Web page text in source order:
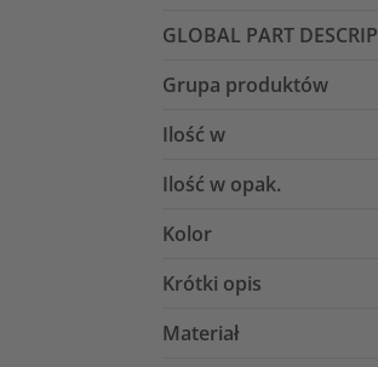
GLOBAL PART
Grupa produktów
Ilość w
Ilość w opak.
Kolor
Krótki opis
Materiał